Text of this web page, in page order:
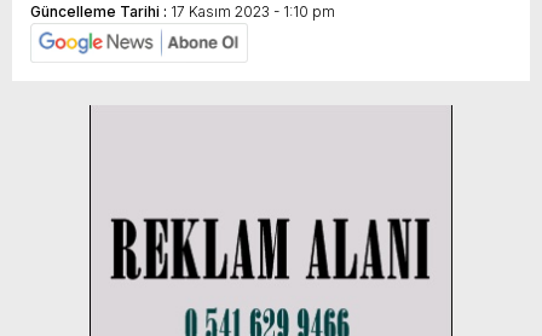
Güncelleme Tarihi : 17 Kasım 2023 - 1:10 pm